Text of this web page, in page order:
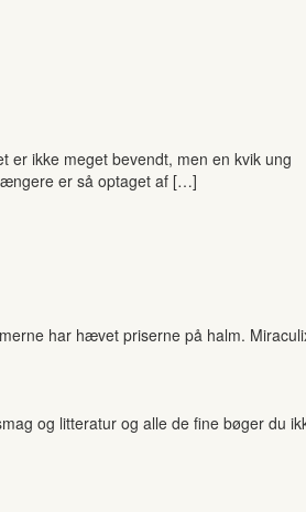
ikke meget bevendt, men en kvik ung
er så optaget af […]
har hævet priserne på halm.
og litteratur og alle de fine bøger du